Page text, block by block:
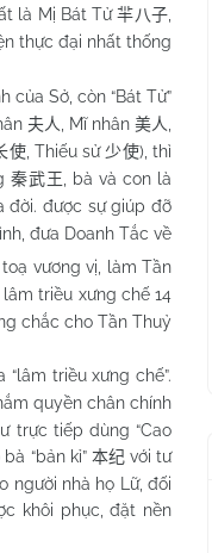
là Mị Bát Tử羋八子
thực đại nhất thống
Sở, còn “Bát Tử”
夫人 , Mĩ nhân 美人
使, Thiếu sử 少使), thì
秦武王
, bà và con là
đời. được sự giúp đỡ
đưa Doanh Tắc về
vương vị, làm Tần
lâm triều xưng chế 14
chắc cho Tần Thuỷ
triều xưng chế”.
quyền chân chính
trực tiếp dùng “Cao
“bản kỉ” 本纪 với tư
người nhà họ Lữ, đối
khôi phục, đặt nền